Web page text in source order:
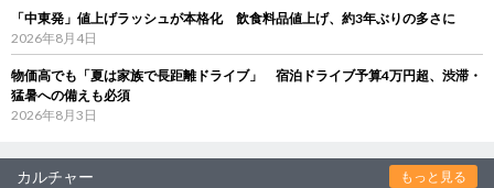
「中東発」値上げラッシュが本格化 飲食料品値上げ、約3年ぶりの多さに
2026年8月4日
物価高でも「夏は家族で長距離ドライブ」 宿泊ドライブ予算4万円超、渋滞・
猛暑への備えも必須
2026年8月3日
カルチャー もっと見る